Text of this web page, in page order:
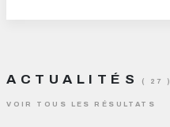
ACTUALITÉS ( 27 )
VOIR TOUS LES RÉSULTATS